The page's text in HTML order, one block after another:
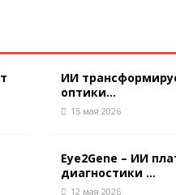
ИИ
оптики...
15 мая 2026
Eye2Gene – ИИ
диагностики ...
12 мая 2026